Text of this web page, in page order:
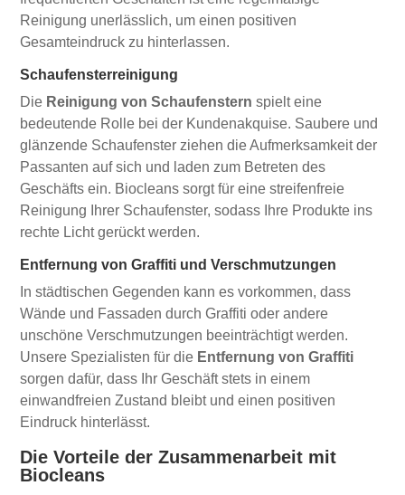
Reinigung unerlässlich, um einen positiven
Gesamteindruck zu hinterlassen.
Schaufensterreinigung
Die Reinigung von Schaufenstern spielt eine
bedeutende Rolle bei der Kundenakquise. Saubere und
glänzende Schaufenster ziehen die Aufmerksamkeit der
Passanten auf sich und laden zum Betreten des
Geschäfts ein. Biocleans sorgt für eine streifenfreie
Reinigung Ihrer Schaufenster, sodass Ihre Produkte ins
rechte Licht gerückt werden.
Entfernung von Graffiti und Verschmutzungen
In städtischen Gegenden kann es vorkommen, dass
Wände und Fassaden durch Graffiti oder andere
unschöne Verschmutzungen beeinträchtigt werden.
Unsere Spezialisten für die Entfernung von Graffiti
sorgen dafür, dass Ihr Geschäft stets in einem
einwandfreien Zustand bleibt und einen positiven
Eindruck hinterlässt.
Die Vorteile der Zusammenarbeit mit
Biocleans